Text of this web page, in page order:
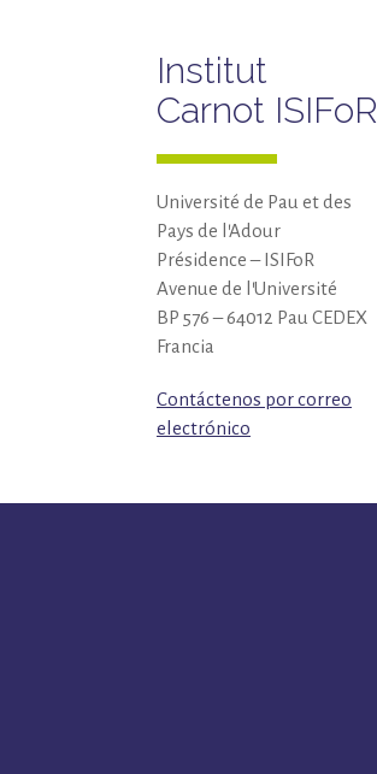
Institut
Carnot ISIFoR
Université de Pau et des
Pays de l’Adour
Présidence – ISIFoR
Avenue de l’Université
BP 576 – 64012 Pau CEDEX
Francia
Contáctenos por correo
electrónico